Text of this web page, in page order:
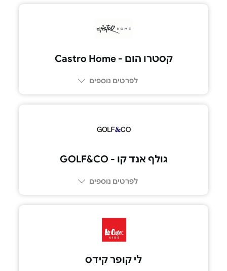
קסטרו הום - Castro Home
לפרטים נוספים
גולף אנד קו - GOLF&CO
לפרטים נוספים
לי קופר קידס